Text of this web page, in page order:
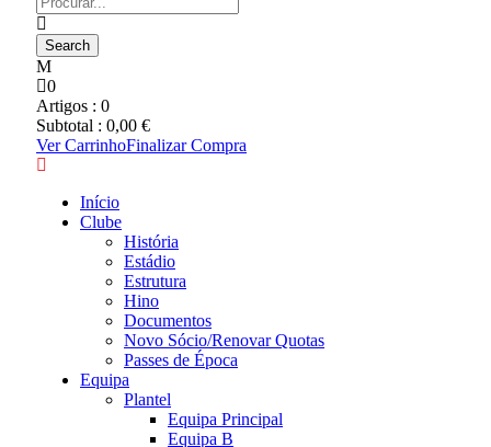
0
Artigos : 0
Subtotal : 0,00 €
Ver CarrinhoFinalizar Compra
Início
Clube
História
Estádio
Estrutura
Hino
Documentos
Novo Sócio/Renovar Quotas
Passes de Época
Equipa
Plantel
Equipa Principal
Equipa B